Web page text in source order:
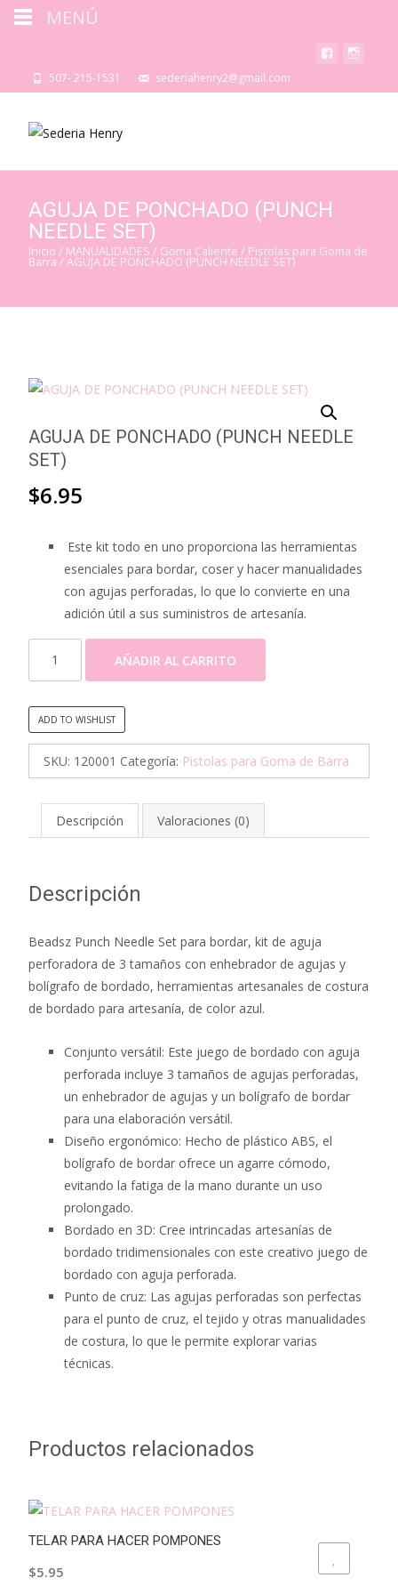
507- 215-1531 sederiahenry2@gmail.com
AGUJA DE PONCHADO (PUNCH
NEEDLE SET)
Inicio / MANUALIDADES / Goma Caliente / Pistolas para Goma de
Barra / AGUJA DE PONCHADO (PUNCH NEEDLE SET)
AGUJA DE PONCHADO (PUNCH NEEDLE
SET)
$6.95
Este kit todo en uno proporciona las herramientas
esenciales para bordar, coser y hacer manualidades
con agujas perforadas, lo que lo convierte en una
adición útil a sus suministros de artesanía.
(PUNCH
NEEDLE
SET)
cantidad
AÑADIR AL CARRITO
ADD TO WISHLIST
SKU: 120001 Categoría: Pistolas para Goma de Barra
Descripción Valoraciones (0)
Descripción
Beadsz Punch Needle Set para bordar, kit de aguja
perforadora de 3 tamaños con enhebrador de agujas y
bolígrafo de bordado, herramientas artesanales de costura
de bordado para artesanía, de color azul.
Conjunto versátil: Este juego de bordado con aguja
perforada incluye 3 tamaños de agujas perforadas,
un enhebrador de agujas y un bolígrafo de bordar
para una elaboración versátil.
Diseño ergonómico: Hecho de plástico ABS, el
bolígrafo de bordar ofrece un agarre cómodo,
evitando la fatiga de la mano durante un uso
prolongado.
Bordado en 3D: Cree intrincadas artesanías de
bordado tridimensionales con este creativo juego de
bordado con aguja perforada.
Punto de cruz: Las agujas perforadas son perfectas
para el punto de cruz, el tejido y otras manualidades
de costura, lo que le permite explorar varias
técnicas.
Productos relacionados
TELAR PARA HACER POMPONES
$5.95
MENÚ